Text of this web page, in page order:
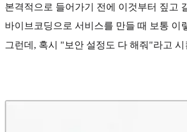
본격적으로 들어가기 전에 이것부터 짚고
바이브코딩으로 서비스를 만들 때 보통
그런데, 혹시 "보안 설정도 다 해줘"라고